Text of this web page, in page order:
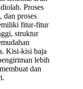
Proses
dan proses
fitur-fitur
struktur
Kisi-kisi baja
lebih
dan